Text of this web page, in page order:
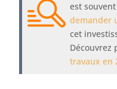
est
demander
cet
Découvrez
travaux en